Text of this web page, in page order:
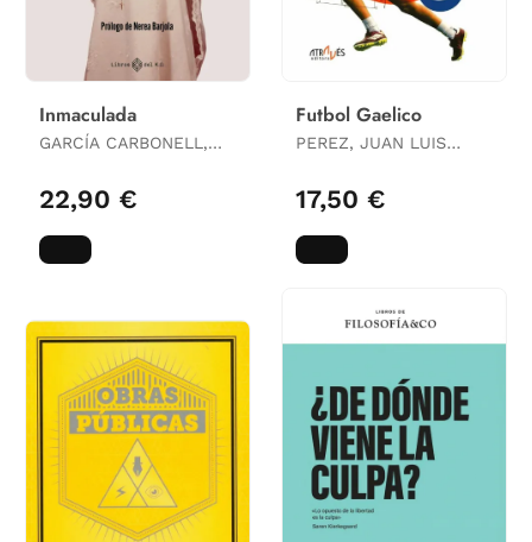
Inmaculada
GARCÍA CARBONELL,
PALAU GALDÓN, MARIA
22,90 €
Futbol Gaelico
PEREZ, JUAN LUIS
17,50 €